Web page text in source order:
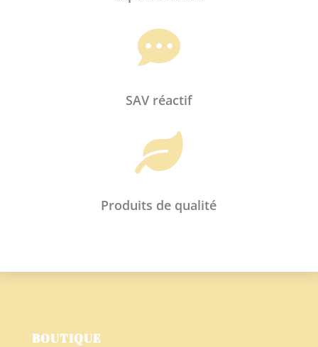
mon site dans le navigateur pour mon
prochain commentaire.

SAV réactif

Produits de qualité
BOUTIQUE